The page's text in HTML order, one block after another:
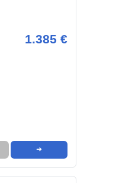
1.385 €
➜